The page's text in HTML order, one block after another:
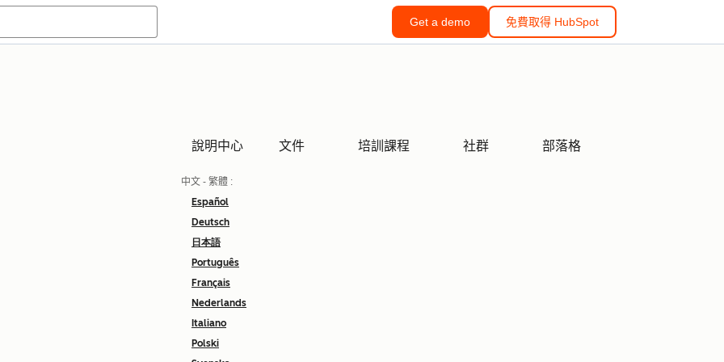
Get a demo 免費取得 HubSpot
說明中心 文件 培訓課程 社群 部落格
中文 - 繁體 :
Español
Deutsch
日本語
Português
Français
Nederlands
Italiano
Polski